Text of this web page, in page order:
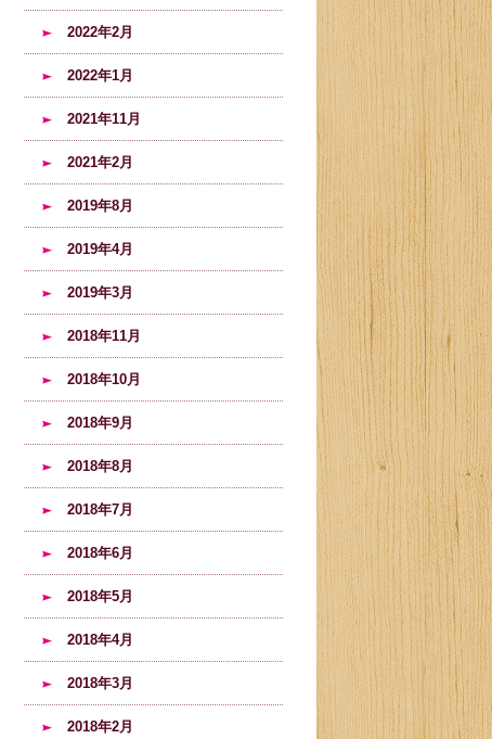
2022年2月
2022年1月
2021年11月
2021年2月
2019年8月
2019年4月
2019年3月
2018年11月
2018年10月
2018年9月
2018年8月
2018年7月
2018年6月
2018年5月
2018年4月
2018年3月
2018年2月